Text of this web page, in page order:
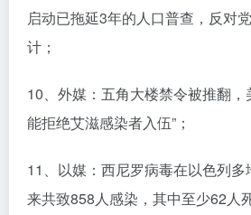
启动已拖延3年的人口普查，反对
计；
10、外媒：五角大楼禁令被推翻，
能拒绝艾滋感染者入伍”；
11、以媒：西尼罗病毒在以色列多
来共致858人感染，其中至少62人